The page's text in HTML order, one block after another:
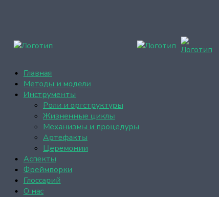
Главная
Методы и модели
Инструменты
Роли и оргструктуры
Жизненные циклы
Механизмы и процедуры
Артефакты
Церемонии
Аспекты
Фреймворки
Глоссарий
О нас